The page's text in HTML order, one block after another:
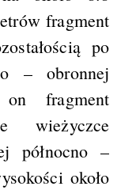
fragment
po
– obronnej
fragment
wieżyczce
północno –
około